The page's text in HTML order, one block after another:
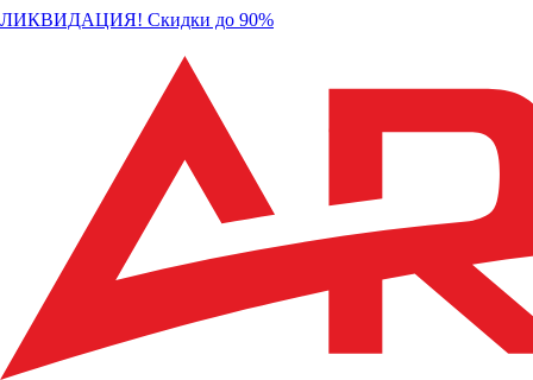
ЛИКВИДАЦИЯ! Скидки до 90%